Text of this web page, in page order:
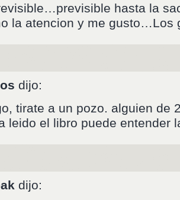
hasta la
la atencion y me
dijo:
tirate a un pozo. alguien de
leido el libro puede entender
dijo: